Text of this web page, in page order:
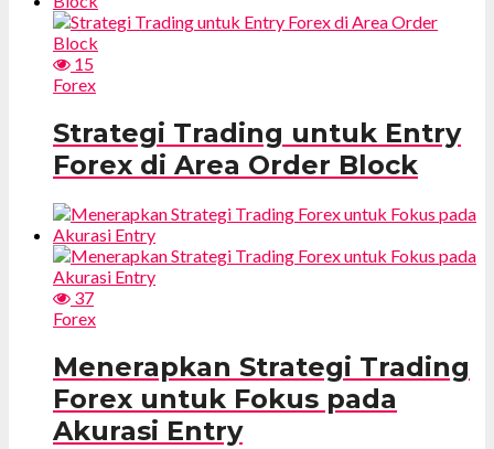
15
Forex
Strategi Trading untuk Entry
Forex di Area Order Block
37
Forex
Menerapkan Strategi Trading
Forex untuk Fokus pada
Akurasi Entry